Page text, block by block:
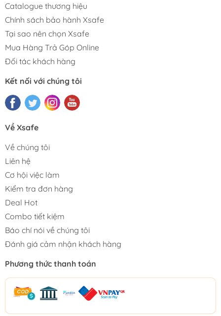
Catalogue thương hiệu
Chính sách bảo hành Xsafe
Tại sao nên chọn Xsafe
Mua Hàng Trả Góp Online
Đối tác khách hàng
Kết nối với chúng tôi
Về Xsafe
Về chúng tôi
Liên hệ
Cơ hội việc làm
Kiểm tra đơn hàng
Deal Hot
Combo tiết kiệm
Báo chí nói về chúng tôi
Đánh giá cảm nhận khách hàng
Phương thức thanh toán